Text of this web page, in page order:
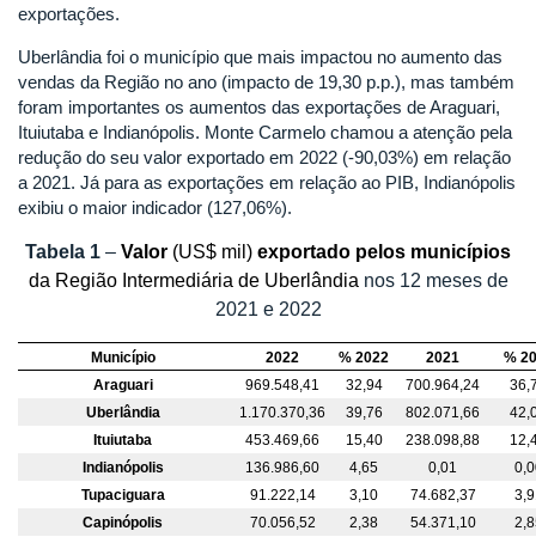
exportações.
Uberlândia foi o município que mais impactou no aumento das
vendas da Região no ano (impacto de 19,30 p.p.), mas também
foram importantes os aumentos das exportações de Araguari,
Ituiutaba e Indianópolis. Monte Carmelo chamou a atenção pela
redução do seu valor exportado em 2022 (-90,03%) em relação
a 2021. Já para as exportações em relação ao PIB, Indianópolis
exibiu o maior indicador (127,06%).
Tabela 1 – Valor (US$ mil) exportado pelos municípios
da Região Intermediária de Uberlândia nos 12 meses de
2021 e 2022
Município 2022 % 2022 2021
%
Araguari
969.548,41 32,94 700.964,24
Uberlândia
1.170.370,36 39,76 802.071,66
Ituiutaba
453.469,66 15,40 238.098,88
Indianópolis
136.986,60 4,65 0,01
Tupaciguara
91.222,14 3,10 74.682,37
Capinópolis
70.056,52 2,38 54.371,10